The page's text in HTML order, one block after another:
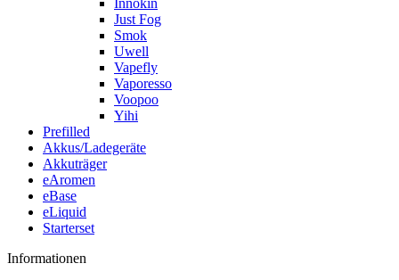
Innokin
Just Fog
Smok
Uwell
Vapefly
Vaporesso
Voopoo
Yihi
Prefilled
Akkus/Ladegeräte
Akkuträger
eAromen
eBase
eLiquid
Starterset
Informationen